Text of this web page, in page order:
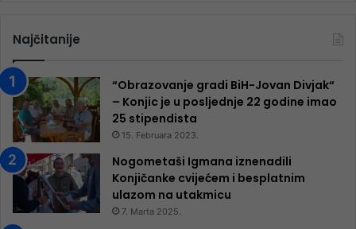
Najčitanije
“Obrazovanje gradi BiH-Jovan Divjak“
– Konjic je u posljednje 22 godine imao
25 ​​stipendista
15. Februara 2023.
Nogometaši Igmana iznenadili
Konjičanke cvijećem i besplatnim
ulazom na utakmicu
7. Marta 2025.